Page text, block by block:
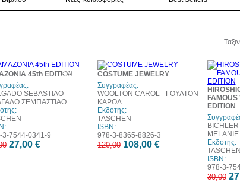
10%
έκπτωση
45th EDITION
SEBASTIAO -
ΣΕΜΠΑΣΤΙΑΟ
3-7544-0341-9
27,00 €
10%
COSTUME JEWELRY
Συγγραφέας:
WOOLTON CAROL - ΓΟΥΛΤΟΝ
ΚΑΡΟΛ
Εκδότης:
TASCHEN
ISBN:
978-3-8365-8826-3
120,00 108,00 €
EDITION
MELANIE
Εκδότης:
TASCHEN
ISBN:
978-3-
30,00